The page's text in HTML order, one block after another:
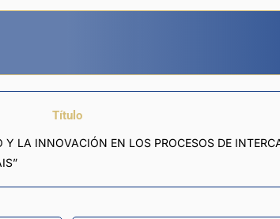
Título
LA INNOVACIÓN EN LOS PROCESOS DE